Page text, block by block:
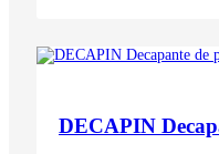
DECAPIN